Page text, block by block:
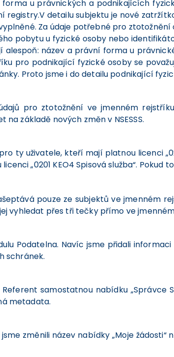
u právnických a podnikajících
registry.V detailu subjektu je nové
Za údaje potřebné pro
pobytu u fyzické osoby nebo
alespoň: název a právní forma u
pro podnikající fyzické osoby se
Proto jsme i do detailu podnikající
pro ztotožnění ve jmenném
základě nových změn v NSESSS.
ty uživatele, kteří mají platnou licenci
„0201 KEO4 Spisová služba“.
pouze ze subjektů ve jmenném
vyhledat přes tři tečky přímo ve
Podatelna. Navíc jsme přidali
schránek.
samostatnou nabídku
metadata.
změnili název nabídky „Moje